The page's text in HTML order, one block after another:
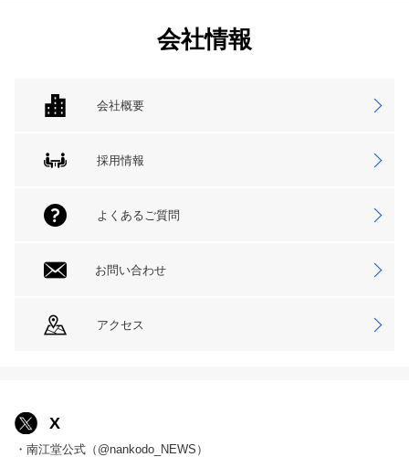
会社情報
会社概要
採用情報
よくあるご質問
お問い合わせ
アクセス
X
・南江堂公式（@nankodo_NEWS）